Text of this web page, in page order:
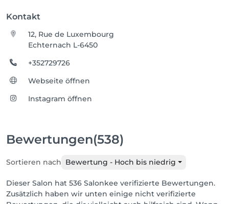
Kontakt
12, Rue de Luxembourg
Echternach L-6450
+352729726
Webseite öffnen
Instagram öffnen
Bewertungen(538)
Sortieren nach Bewertung - Hoch bis niedrig
Dieser Salon hat 536 Salonkee verifizierte Bewertungen.
Zusätzlich haben wir unten einige nicht verifizierte